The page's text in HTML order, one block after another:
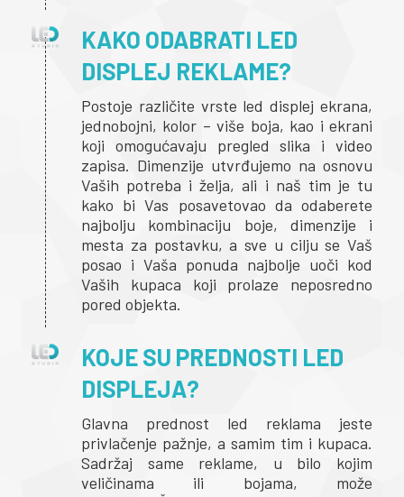
KAKO ODABRATI LED
DISPLEJ REKLAME?
Postoje različite vrste led displej ekrana,
jednobojni, kolor – više boja, kao i ekrani
koji omogućavaju pregled slika i video
zapisa. Dimenzije utvrđujemo na osnovu
Vaših potreba i želja, ali i naš tim je tu
kako bi Vas posavetovao da odaberete
najbolju kombinaciju boje, dimenzije i
mesta za postavku, a sve u cilju se Vaš
posao i Vaša ponuda najbolje uoči kod
Vaših kupaca koji prolaze neposredno
pored objekta.
KOJE SU PREDNOSTI LED
DISPLEJA?
Glavna prednost led reklama jeste
privlačenje pažnje, a samim tim i kupaca.
Sadržaj same reklame, u bilo kojim
veličinama ili bojama, može